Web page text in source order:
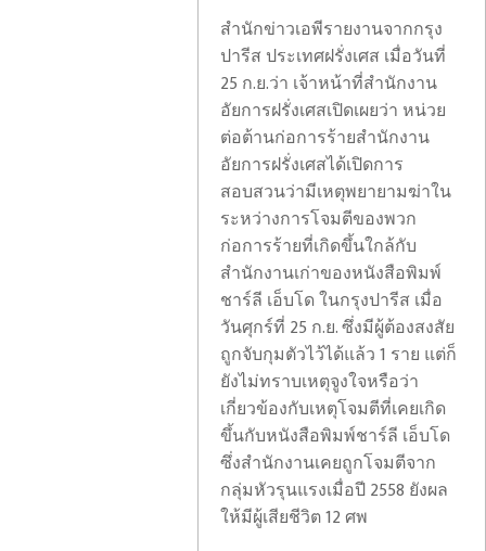
สำนักข่าวเอพีรายงานจากกรุง
ปารีส ประเทศฝรั่งเศส เมื่อวันที่
25 ก.ย.ว่า เจ้าหน้าที่สำนักงาน
อัยการฝรั่งเศสเปิดเผยว่า หน่วย
ต่อต้านก่อการร้ายสำนักงาน
อัยการฝรั่งเศสได้เปิดการ
สอบสวนว่ามีเหตุพยายามฆ่าใน
ระหว่างการโจมตีของพวก
ก่อการร้ายที่เกิดขึ้นใกล้กับ
สำนักงานเก่าของหนังสือพิมพ์
ชาร์ลี เอ็บโด ในกรุงปารีส เมื่อ
วันศุกร์ที่ 25 ก.ย. ซึ่งมีผู้ต้องสงสัย
ถูกจับกุมตัวไว้ได้แล้ว 1 ราย แต่ก็
ยังไม่ทราบเหตุจูงใจหรือว่า
เกี่ยวข้องกับเหตุโจมตีที่เคยเกิด
ขึ้นกับหนังสือพิมพ์ชาร์ลี เอ็บโด
ซึ่งสำนักงานเคยถูกโจมตีจาก
กลุ่มหัวรุนแรงเมื่อปี 2558 ยังผล
ให้มีผู้เสียชีวิต 12 ศพ